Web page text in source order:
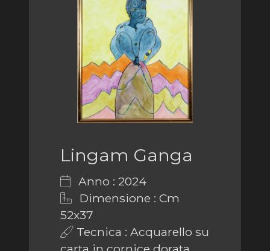
Lingam Ganga
Anno : 2024
Dimensione : Cm
52x37
Tecnica : Acquarello su